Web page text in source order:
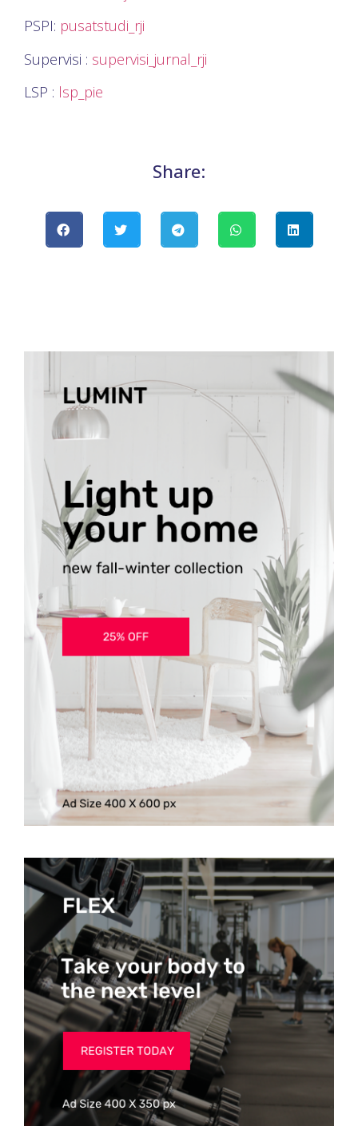
PSPI: pusatstudi_rji
Supervisi : supervisi_jurnal_rji
LSP : lsp_pie
Share: